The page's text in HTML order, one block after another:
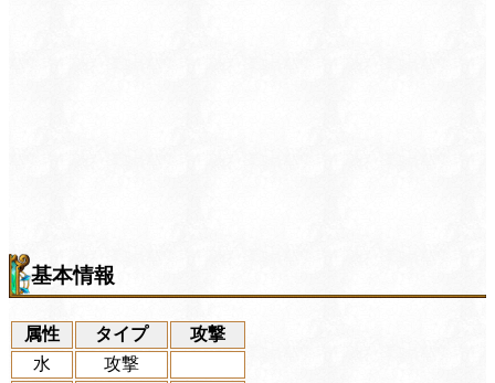
基本情報
属性 タイプ
攻撃
水
攻撃